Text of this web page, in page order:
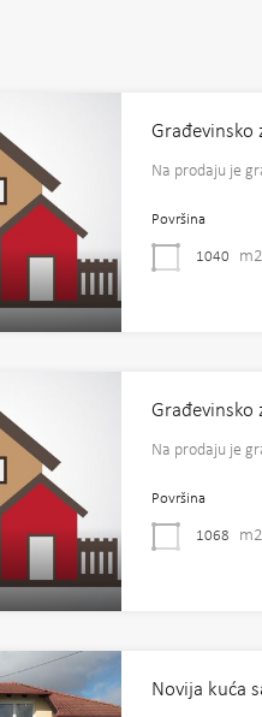
Građevinsko
Na prodaju je
Površina
1040
Građevinsko
Na prodaju je
Površina
1068
Novija kuća